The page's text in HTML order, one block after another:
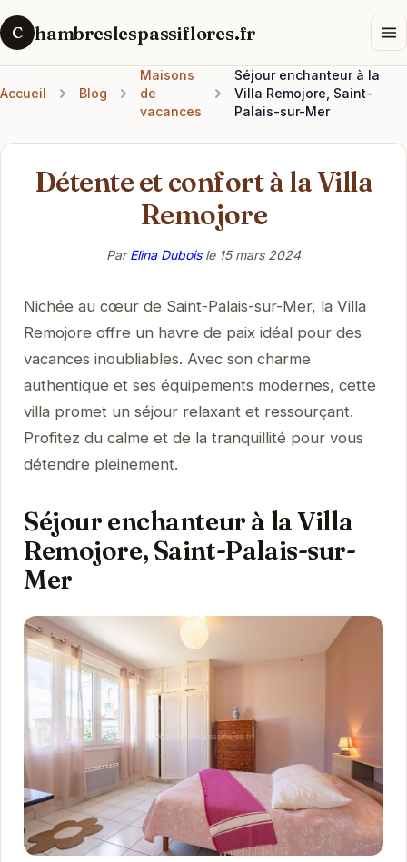
C hambreslespassiflores.fr
Accueil Blog
Maisons
de
vacances
Séjour enchanteur à la
Villa Remojore, Saint-
Palais-sur-Mer
Détente et confort à la Villa
Remojore
ParElina Duboisle 15 mars 2024
Nichée au cœur de Saint-Palais-sur-Mer, la Villa
Remojore offre un havre de paix idéal pour des
vacances inoubliables. Avec son charme
authentique et ses équipements modernes, cette
villa promet un séjour relaxant et ressourçant.
Profitez du calme et de la tranquillité pour vous
détendre pleinement.
Séjour enchanteur à la Villa
Remojore, Saint-Palais-sur-
Mer